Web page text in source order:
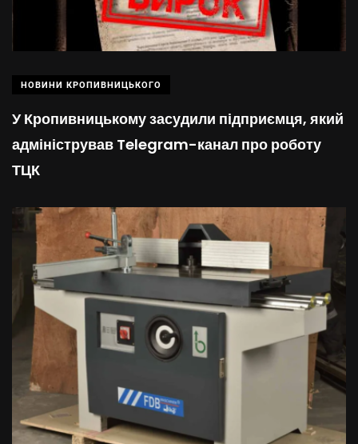
НОВИНИ КРОПИВНИЦЬКОГО
У Кропивницькому засудили підприємця, який
адміністрував Telegram-канал про роботу
ТЦК